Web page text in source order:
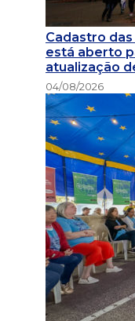
Cadastro
está aberto
atualização
04/08/2026